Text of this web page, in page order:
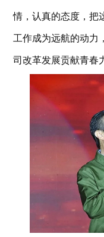
情，认真的态度，把
工作成为远航的动力
司改革发展贡献青春